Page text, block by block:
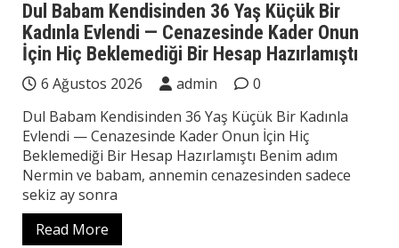
Dul Babam Kendisinden 36 Yaş Küçük Bir
Kadınla Evlendi — Cenazesinde Kader Onun
İçin Hiç Beklemediği Bir Hesap Hazırlamıştı
6 Ağustos 2026 admin
0
Dul Babam Kendisinden 36 Yaş Küçük Bir Kadınla
Evlendi — Cenazesinde Kader Onun İçin Hiç
Beklemediği Bir Hesap Hazırlamıştı Benim adım
Nermin ve babam, annemin cenazesinden sadece
sekiz ay sonra
Read More